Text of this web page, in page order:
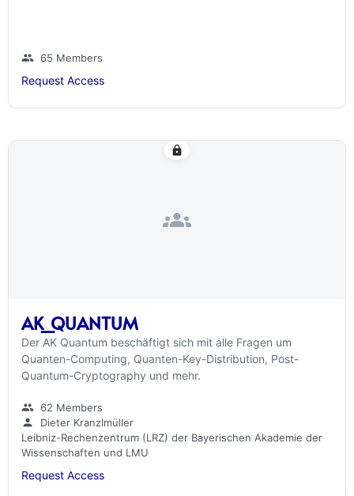
group 65 Members
Request Access
groups
lock
AK_QUANTUM
Der AK Quantum beschäftigt sich mit alle Fragen um
Quanten-Computing, Quanten-Key-Distribution, Post-
Quantum-Cryptography und mehr.
group 62 Members
person
Dieter Kranzlmüller
Leibniz-Rechenzentrum (LRZ) der Bayerischen Akademie der
Wissenschaften und LMU
Request Access